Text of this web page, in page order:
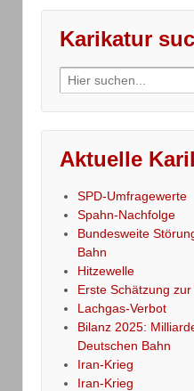
Karikatur
Search
for:
Aktuelle
SPD-Umfragewerte
Spahn-Nachfolge
Bundesweite
Bahn
Hitzewelle
Erste Schätzung
Lachgas-Verbot
Bilanz 2025:
Deutschen Bahn
Iran-Krieg
Iran-Krieg